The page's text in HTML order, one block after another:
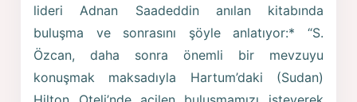
lideri Adnan Saadeddin anılan kitabında
buluşma ve sonrasını şöyle anlatıyor:* “S.
Özcan, daha sonra önemli bir mevzuyu
konuşmak maksadıyla Hartum’daki (Sudan)